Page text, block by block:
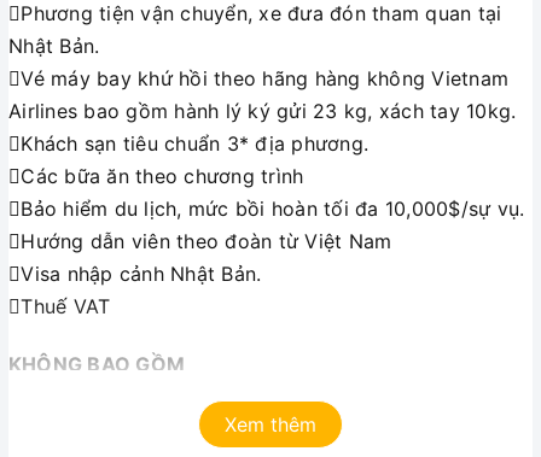
Phương tiện vận chuyển, xe đưa đón tham quan tại
Nhật Bản.
Vé máy bay khứ hồi theo hãng hàng không Vietnam
Airlines bao gồm hành lý ký gửi 23 kg, xách tay 10kg.
Khách sạn tiêu chuẩn 3* địa phương.
Các bữa ăn theo chương trình
Bảo hiểm du lịch, mức bồi hoàn tối đa 10,000$/sự vụ.
Hướng dẫn viên theo đoàn từ Việt Nam
Visa nhập cảnh Nhật Bản.
Thuế VAT
KHÔNG BAO GỒM
 Tiền bồi dưỡng hướng dẫn viên & tài xế địa
phương: 42 USD/khách/tour.
Xem thêm